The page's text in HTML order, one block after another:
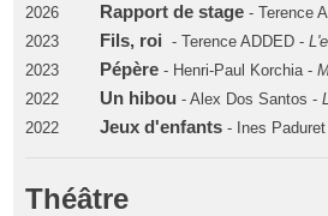
2026 Rapport de stage- Terence
2023
Fils, roi - Terence ADDED -
2023
Pépère- Henri-Paul Korchia -
2022
Un hibou - Alex Dos Santos -
2022
Jeux d'enfants- Ines
Théâtre